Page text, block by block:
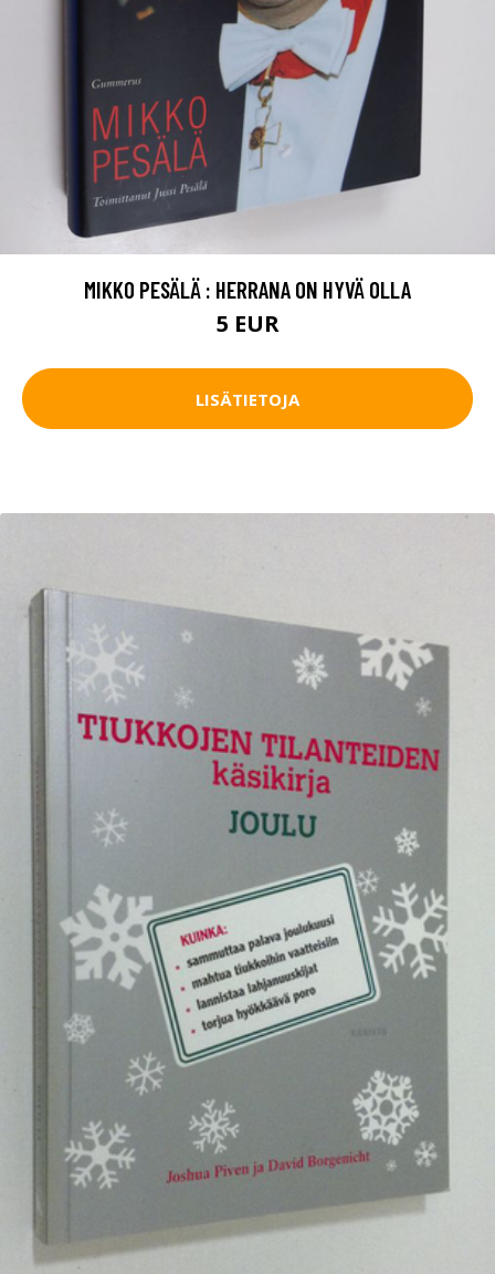
MIKKO PESÄLÄ : HERRANA ON HYVÄ OLLA
5 EUR
LISÄTIETOJA